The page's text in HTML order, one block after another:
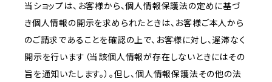
当ショップは、お客様から、個人情報保護法の定めに基づ
き個人情報の開示を求められたときは、お客様ご本人から
のご請求であることを確認の上で、お客様に対し、遅滞なく
開示を行います（当該個人情報が存在しないときにはその
旨を通知いたします。）。但し、個人情報保護法その他の法